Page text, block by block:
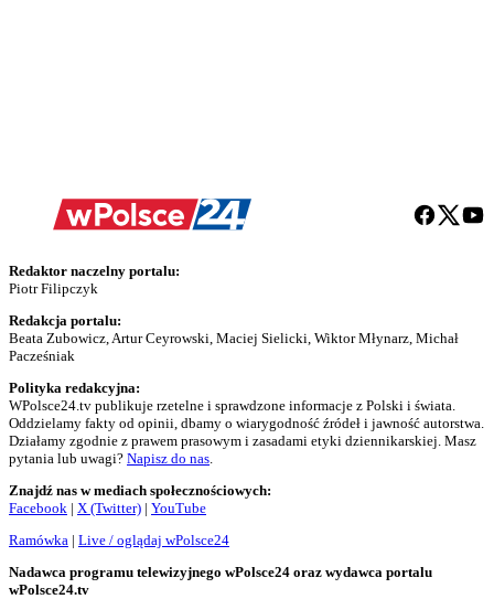
Redaktor naczelny portalu:
Piotr Filipczyk
Redakcja portalu:
Beata Zubowicz, Artur Ceyrowski, Maciej Sielicki, Wiktor Młynarz, Michał
Pacześniak
Polityka redakcyjna:
WPolsce24.tv publikuje rzetelne i sprawdzone informacje z Polski i świata.
Oddzielamy fakty od opinii, dbamy o wiarygodność źródeł i jawność autorstwa.
Działamy zgodnie z prawem prasowym i zasadami etyki dziennikarskiej. Masz
pytania lub uwagi? Napisz do nas
Znajdź nas w mediach społecznościowych:
Facebook | X (Twitter) | YouTube
Ramówka | Live / oglądaj wPolsce24
Nadawca programu telewizyjnego wPolsce24 oraz wydawca portalu
wPolsce24.tv